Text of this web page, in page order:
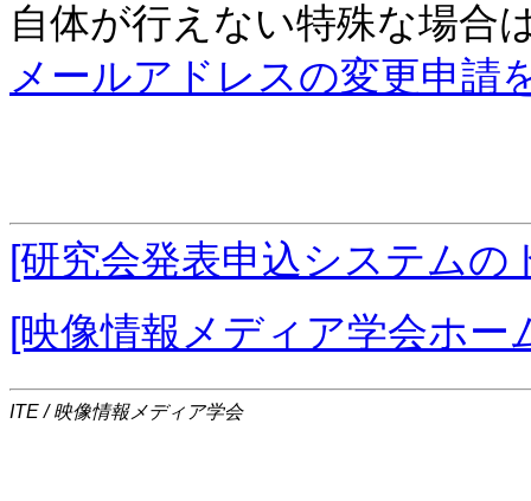
自体が行えない特殊な場合
メールアドレスの変更申請
[研究会発表申込システム
[映像情報メディア学会ホー
ITE / 映像情報メディア学会